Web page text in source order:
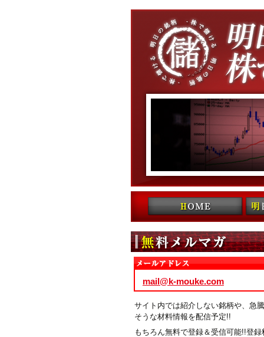
コンテンツへ移動
mail@k-mouke.com
サイト内では紹介しない銘柄や、急
そうな材料情報を配信予定!!
もちろん無料で登録＆受信可能!!登録